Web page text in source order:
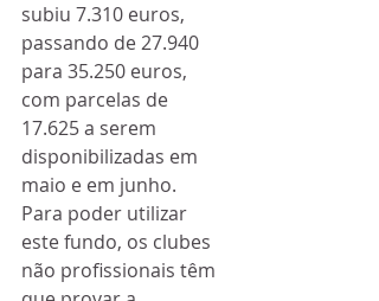
subiu 7.310 euros,
passando de 27.940
para 35.250 euros,
com parcelas de
17.625 a serem
disponibilizadas em
maio e em junho.
Para poder utilizar
este fundo, os clubes
não profissionais têm